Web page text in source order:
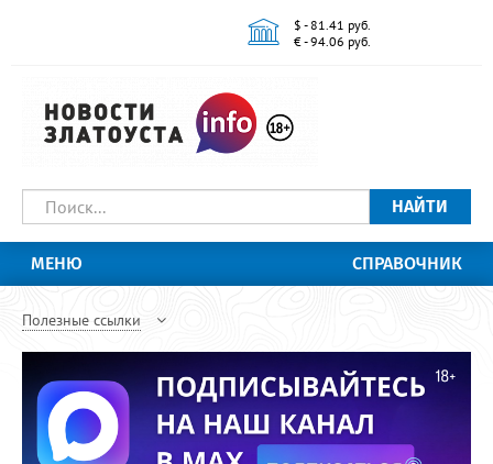
$ - 81.41 руб.
€ - 94.06 руб.
НАЙТИ
МЕНЮ СПРАВОЧНИК
Полезные ссылки